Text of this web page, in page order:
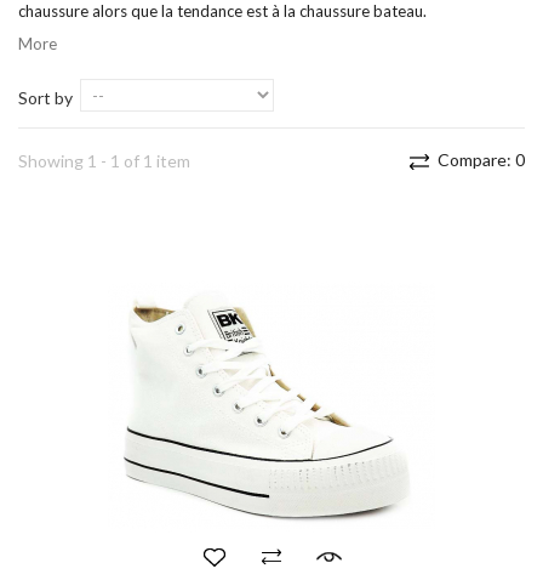
chaussure alors que la tendance est à la chaussure bateau.
More
Sort by
Compare: 0
Showing 1 - 1 of 1 item